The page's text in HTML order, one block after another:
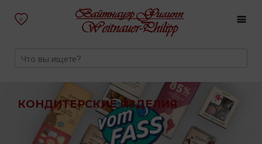
0
КОНДИТЕРСКИЕ ИЗДЕЛИЯ